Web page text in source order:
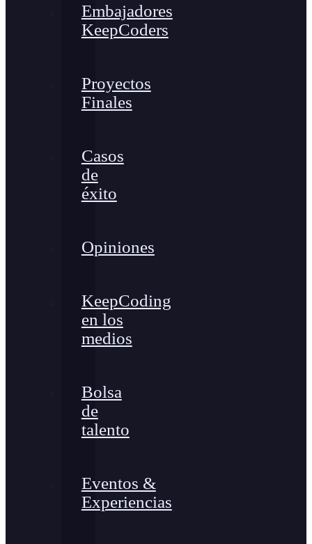
Embajadores
KeepCoders
Proyectos
Finales
Casos
de
éxito
Opiniones
KeepCoding
en los
medios
Bolsa
de
talento
Eventos &
Experiencias